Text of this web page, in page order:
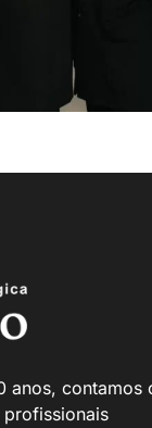
anos, contamos